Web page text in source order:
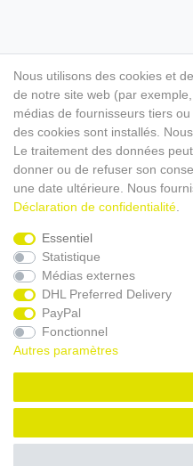
Nous utilisons des cookies et
de notre site web (par
médias de fournisseurs tiers
des cookies sont installés.
Le traitement des données
donner ou de refuser son
une date ultérieure. Nous
Déclaration de confidentialité
Essentiel
Statistique
Médias externes
DHL Preferred Delivery
PayPal
Fonctionnel
Autres paramètres